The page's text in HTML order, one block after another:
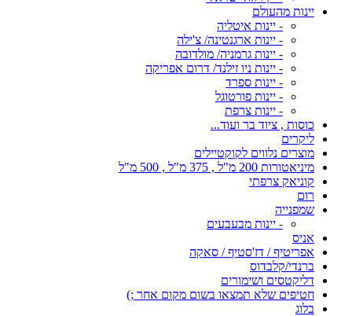
יינות מהעולם
- יינות איטליה
- יינות ארגנטינה/ צ'ילה
- יינות גרמניה/ מולדובה
- יינות ניו זילנד/ דרום אפריקה
- יינות ספרד
- יינות פורטוגל
- יינות צרפת
כוסות , ציוד בר ועוד...
ליקרים
מוצרים נלווים לקוקטיילים
מיניאטורות 200 מ"ל , 375 מ"ל , 500 מ"ל
קוניאק צרפתי
רום
שמפנייה
- יינות מבעבעים
אניס
אפריטיף / דז'סטיף / סאקה
ברנדי/קלבדוס
דליקטסים ושימורים
חטיפים שלא תמצאו בשום מקום אחר ;)
בלוג